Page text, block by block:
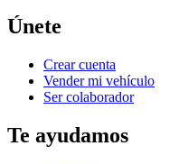
Únete
Crear cuenta
Vender mi vehículo
Ser colaborador
Te ayudamos